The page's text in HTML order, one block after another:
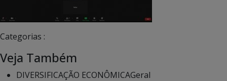
Categorias :
Veja Também
DIVERSIFICAÇÃO ECONÔMICAGeral